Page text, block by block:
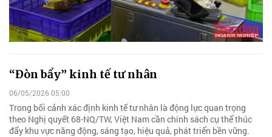
“Đòn bẩy” kinh tế tư nhân
06/05/2026 05:00
Trong bối cảnh xác định kinh tế tư nhân là động lực quan trọng
theo Nghị quyết 68-NQ/TW, Việt Nam cần chính sách cụ thể thúc
đẩy khu vực năng động, sáng tạo, hiệu quả, phát triển bền vững.